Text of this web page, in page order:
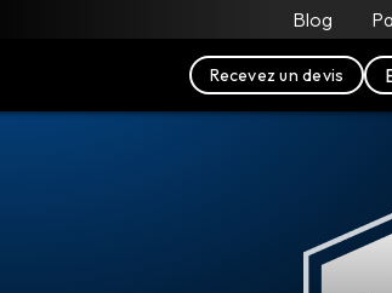
Blog
Recevez un devis